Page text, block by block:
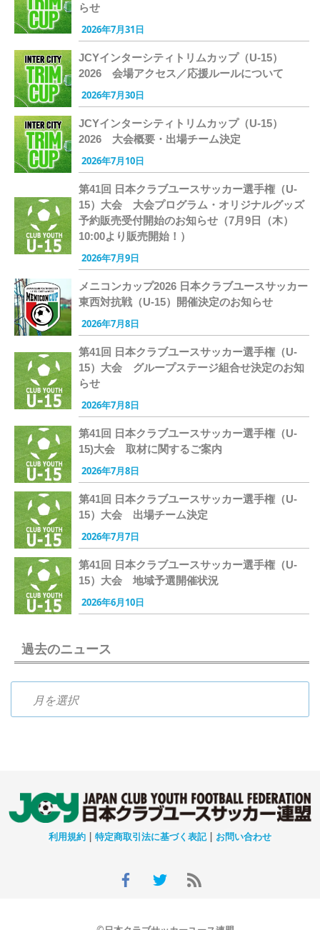
らせ
2026年7月31日
JCYインターシティトリムカップ（U-15）
2026 会場アクセス／応援ルールについて
2026年7月30日
JCYインターシティトリムカップ（U-15）
2026 大会概要・出場チーム決定
2026年7月10日
第41回 日本クラブユースサッカー選手権（U-
15）大会 大会プログラム・オリジナルグッズ
予約販売受付開始のお知らせ（7月9日（木）
10:00より販売開始！）
2026年7月9日
メニコンカップ2026 日本クラブユースサッカー
東西対抗戦（U-15）開催決定のお知らせ
2026年7月8日
第41回 日本クラブユースサッカー選手権（U-
15）大会 グループステージ組合せ決定のお知
らせ
2026年7月8日
第41回 日本クラブユースサッカー選手権（U-
15)大会 取材に関するご案内
2026年7月8日
第41回 日本クラブユースサッカー選手権（U-
15）大会 出場チーム決定
2026年7月7日
第41回 日本クラブユースサッカー選手権（U-
15）大会 地域予選開催状況
2026年6月10日
過去のニュース
利用規約 | 特定商取引法に基づく表記| お問い合わせ